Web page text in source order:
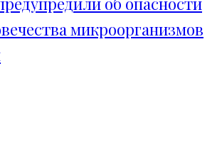
микроорганизмов